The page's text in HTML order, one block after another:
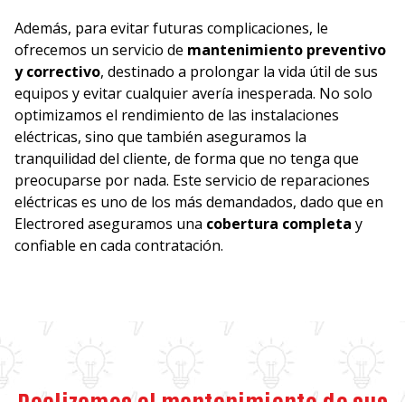
Además, para evitar futuras complicaciones, le
ofrecemos un servicio de mantenimiento preventivo
y correctivo, destinado a prolongar la vida útil de sus
equipos y evitar cualquier avería inesperada. No solo
optimizamos el rendimiento de las instalaciones
eléctricas, sino que también aseguramos la
tranquilidad del cliente, de forma que no tenga que
preocuparse por nada. Este servicio de reparaciones
eléctricas es uno de los más demandados, dado que en
Electrored aseguramos una cobertura completa y
confiable en cada contratación.